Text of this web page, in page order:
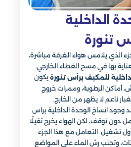
الداخلية
تنورة
الذي يلامس هواء الغرفة مباشرة،
بها في مسح الغطاء الخارجي.
للمكيف برأس تنورة يكون
أماكن الرطوبة، وممرات خروج
ناعم لا يظهر من الخارج.
وجود اتساخ الوحدة الداخلية براس
دون توقف، لكن الهواء يخرج ثقيلًا
تشغيل. التعامل مع هذا الجزء
وتجنب رش الماء على المواضع